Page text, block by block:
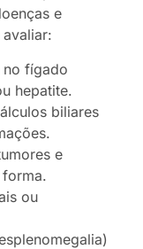
e
no fígado
hepatite.
biliares
e
ou